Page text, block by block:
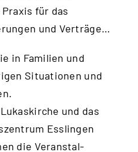
für das
und Verträge…
in Familien und
Situationen und
und das
Esslingen
die Veranstal-